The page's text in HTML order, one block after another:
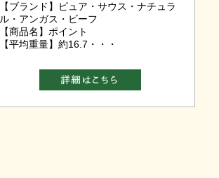
【ブランド】ピュア・サウス・ナチュラ
ル・アンガス・ビーフ
【商品名】ポイント
【平均重量】約16.7・・・